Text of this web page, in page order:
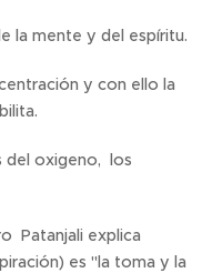
la mente y del espíritu.
y con ello la
del oxigeno, los
Patanjali explica
es "la toma y la